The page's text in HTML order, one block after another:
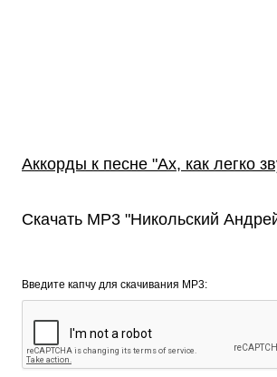
Аккорды к песне "Ах, как легко
Скачать MP3 "Никольский
Введите капчу для скачивания MP3: